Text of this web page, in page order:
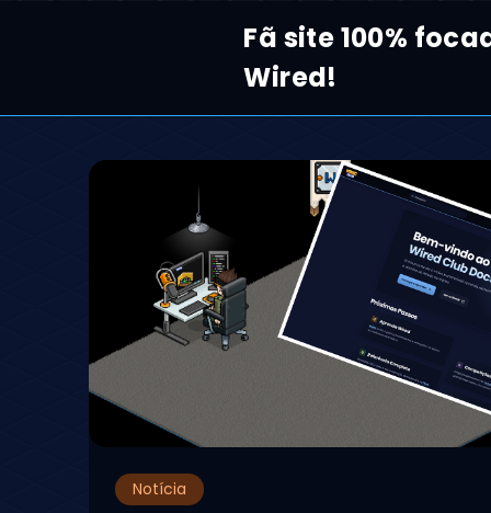
Fã site 100%
Wired!
Notícia